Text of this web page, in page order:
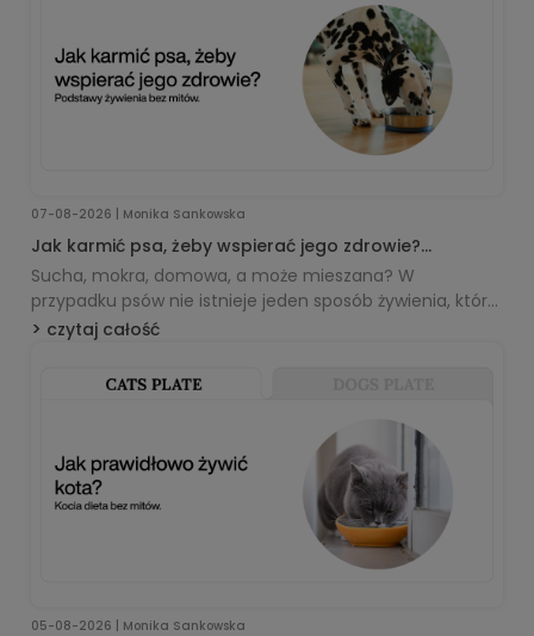
07-08-2026 | Monika Sankowska
Jak karmić psa, żeby wspierać jego zdrowie?
Podstawy żywienia bez mitów.
Sucha, mokra, domowa, a może mieszana? W
przypadku psów nie istnieje jeden sposób żywienia, który
będzie najlepszy dla każdego zwierzęcia. Dobra dieta
jego wiekowi i aktywności, być dobrze tolerowana, a
co dzień. Wyjaśniamy, jak wybierać karmę, kontrolować
porcje i rozsądnie podchodzić do suplementacji.
czytaj całość
05-08-2026 | Monika Sankowska